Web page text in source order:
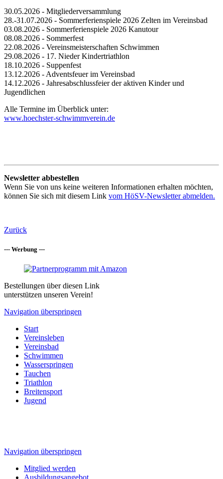
30.05.2026 - Mitgliederversammlung
28.-31.07.2026 - Sommerferienspiele 2026 Zelten im Vereinsbad
03.08.2026 - Sommerferienspiele 2026 Kanutour
08.08.2026 - Sommerfest
22.08.2026 - Vereinsmeisterschaften Schwimmen
29.08.2026 - 17. Nieder Kindertriathlon
18.10.2026 - Suppenfest
13.12.2026 - Adventsfeuer im Vereinsbad
14.12.2026 - Jahresabschlussfeier der aktiven Kinder und
Jugendlichen
Alle Termine im Überblick unter:
www.hoechster-schwimmverein.de
Newsletter abbestellen
Wenn Sie von uns keine weiteren Informationen erhalten möchten,
können Sie sich mit diesem Link vom HöSV-Newsletter abmelden.
Zurück
--- Werbung ---
Bestellungen über diesen Link
unterstützen unseren Verein!
Navigation überspringen
Start
Vereinsleben
Vereinsbad
Schwimmen
Wasserspringen
Tauchen
Triathlon
Breitensport
Jugend
Navigation überspringen
Mitglied werden